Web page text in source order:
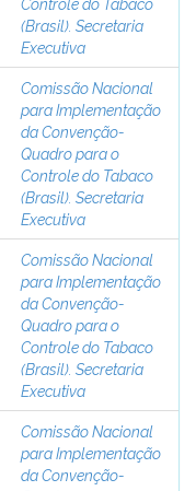
(Brasil). Secretaria
Executiva
Comissão Nacional
para Implementação
da Convenção-
Quadro para o
Controle do Tabaco
(Brasil). Secretaria
Executiva
Comissão Nacional
para Implementação
da Convenção-
Quadro para o
Controle do Tabaco
(Brasil). Secretaria
Executiva
Comissão Nacional
para Implementação
da Convenção-